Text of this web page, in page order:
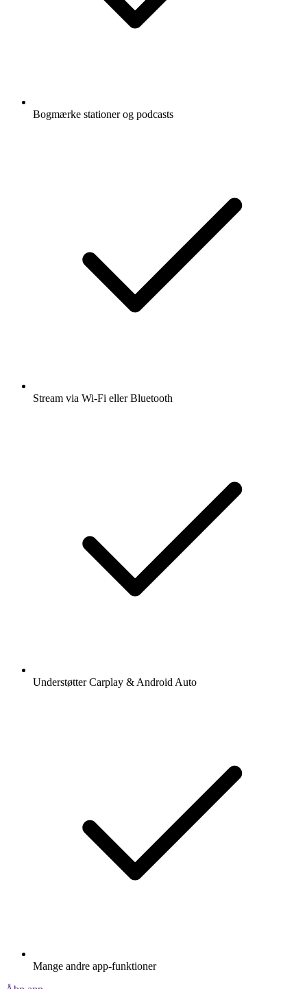
Bogmærke stationer og podcasts
Stream via Wi-Fi eller Bluetooth
Understøtter Carplay & Android Auto
Mange andre app-funktioner